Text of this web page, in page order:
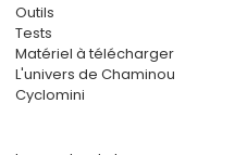
Outils
Tests
Matériel à télécharger
L'univers de Chaminou
Cyclomini